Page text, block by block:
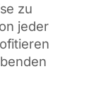
zu
jeder